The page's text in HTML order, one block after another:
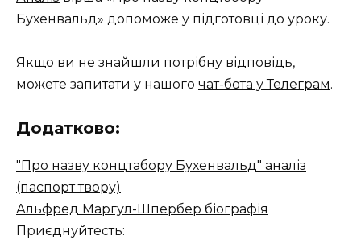
Бухенвальд» допоможе у підготовці до уроку.
Якщо ви не знайшли потрібну відповідь,
можете запитати у нашого чат-бота у Телеграм.
Додатково:
"Про назву концтабору Бухенвальд" аналіз
(паспорт твору)
Альфред Маргул-Шпербер біографія
Приєднуйтесть: